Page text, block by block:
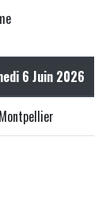
6 Juin 2026
Montpellier